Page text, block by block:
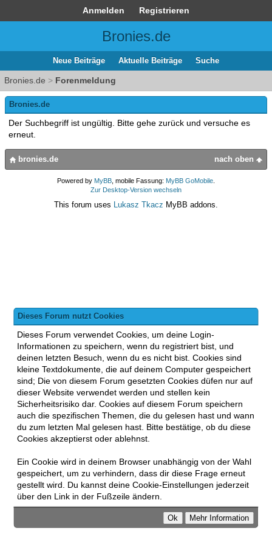
Anmelden Registrieren
Bronies.de
Neue Beiträge Aktuelle Beiträge Suche
Bronies.de > Forenmeldung
Dieses Forum nutzt Cookies
Dieses Forum verwendet Cookies, um deine Login-
Informationen zu speichern, wenn du registriert bist, und
deinen letzten Besuch, wenn du es nicht bist. Cookies sind
kleine Textdokumente, die auf deinem Computer gespeichert
sind; Die von diesem Forum gesetzten Cookies düfen nur auf
dieser Website verwendet werden und stellen kein
Sicherheitsrisiko dar. Cookies auf diesem Forum speichern
auch die spezifischen Themen, die du gelesen hast und wann
du zum letzten Mal gelesen hast. Bitte bestätige, ob du diese
Cookies akzeptierst oder ablehnst.
Ein Cookie wird in deinem Browser unabhängig von der Wahl
gespeichert, um zu verhindern, dass dir diese Frage erneut
gestellt wird. Du kannst deine Cookie-Einstellungen jederzeit
über den Link in der Fußzeile ändern.
Bronies.de
Der Suchbegriff ist ungültig. Bitte gehe zurück und versuche es
erneut.
nach oben
bronies.de
Powered by MyBB , mobile Fassung: MyBB GoMobile
Zur Desktop-Version wechseln
This forum uses Lukasz Tkacz MyBB addons.